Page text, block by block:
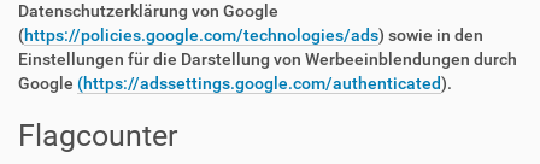
Datenschutzerklärung von Google
(https://policies.google.com/technologies/ads) sowie in den
Einstellungen für die Darstellung von Werbeeinblendungen durch
Google (https://adssettings.google.com/authenticated).
Flagcounter